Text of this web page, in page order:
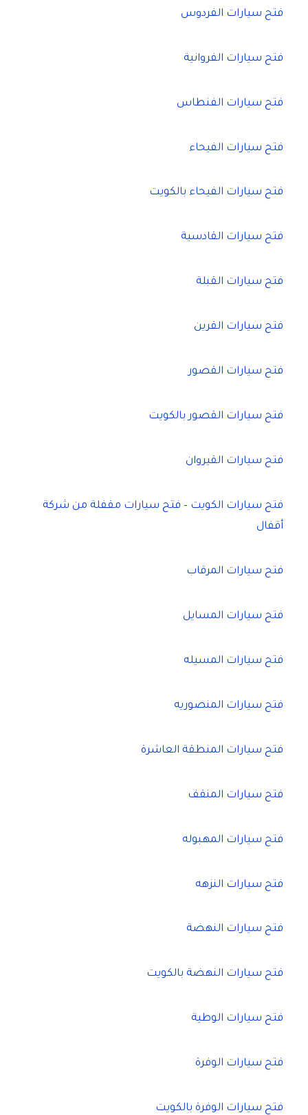
فتح سيارات الفردوس
فتح سيارات الفروانية
فتح سيارات الفنطاس
فتح سيارات الفيحاء
فتح سيارات الفيحاء بالكويت
فتح سيارات القادسية
فتح سيارات القبلة
فتح سيارات القرين
فتح سيارات القصور
فتح سيارات القصور بالكويت
فتح سيارات القيروان
فتح سيارات الكويت – فتح سيارات مقفلة من شركة
أقفال
فتح سيارات المرقاب
فتح سيارات المسايل
فتح سيارات المسيله
فتح سيارات المنصوريه
فتح سيارات المنطقة العاشرة
فتح سيارات المنقف
فتح سيارات المهبوله
فتح سيارات النزهه
فتح سيارات النهضة
فتح سيارات النهضة بالكويت
فتح سيارات الوطية
فتح سيارات الوفرة
فتح سيارات الوفرة بالكويت